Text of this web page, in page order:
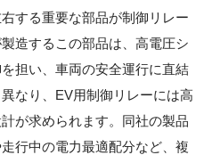
する重要な部品が制御リレー
造するこの部品は、高電圧シ
担い、車両の安全運行に直結
なり、EV用制御リレーには高
が求められます。同社の製品
行中の電力最適配分など、複